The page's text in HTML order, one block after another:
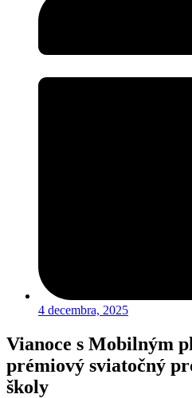
4 decembra, 2025
Vianoce s Mobilným
prémiový sviatočný
školy